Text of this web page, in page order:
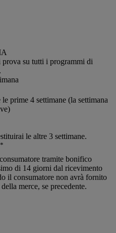
su tutti i programmi di
prime 4 settimane (la settimana
le altre 3 settimane.
*
tramite bonifico
di 14 giorni dal ricevimento
il consumatore non avrà fornito
merce, se precedente.